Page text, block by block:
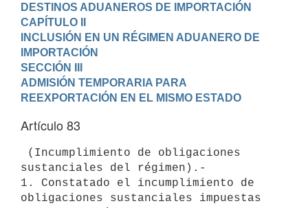
DESTINOS ADUANEROS DE IMPORTACIÓN
CAPÍTULO II
INCLUSIÓN EN UN RÉGIMEN ADUANERO DE
IMPORTACIÓN
SECCIÓN III
ADMISIÓN TEMPORARIA PARA
REEXPORTACIÓN EN EL MISMO ESTADO
Artículo 83
sustanciales del régimen).-
1. Constatado el incumplimiento de
obligaciones sustanciales impuestas